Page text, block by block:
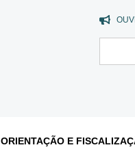
ORIENTAÇÃO E